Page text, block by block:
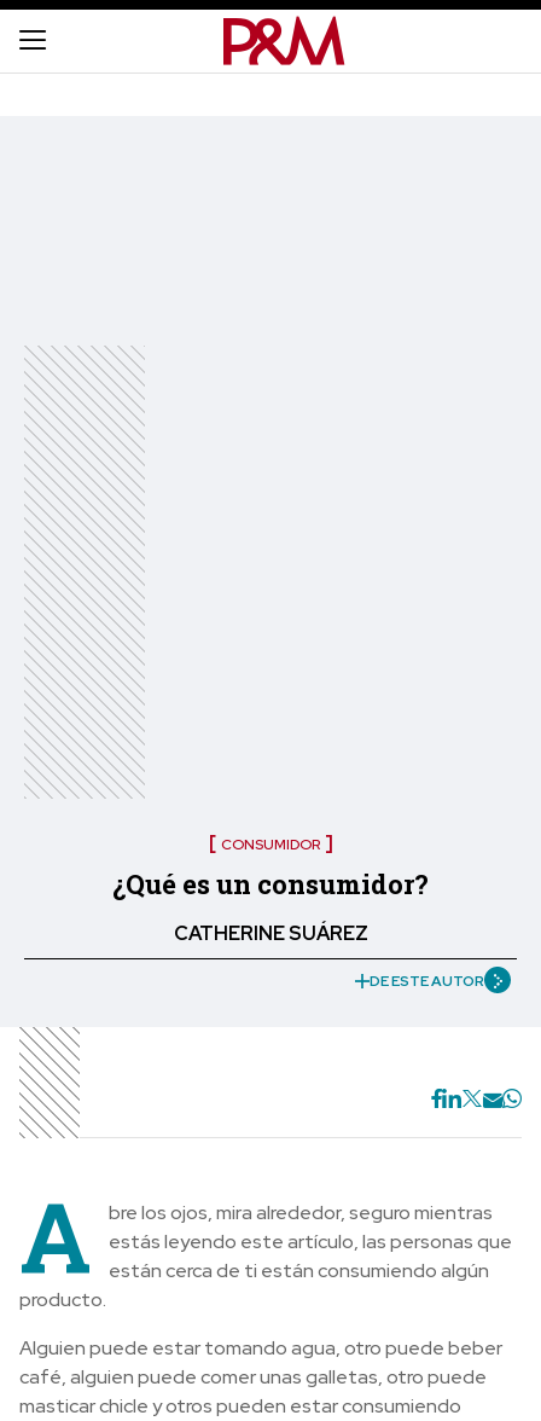
CONSUMIDOR
¿Qué es un consumidor?
CATHERINE SUÁREZ
DE ESTE AUTOR
A
bre los ojos, mira alrededor, seguro mientras
estás leyendo este artículo, las personas que
están cerca de ti están consumiendo algún
producto.
Alguien puede estar tomando agua, otro puede beber
café, alguien puede comer unas galletas, otro puede
masticar chicle y otros pueden estar consumiendo